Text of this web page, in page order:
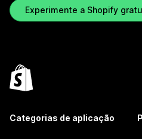
Experimente a Shopify
Categorias de aplicação